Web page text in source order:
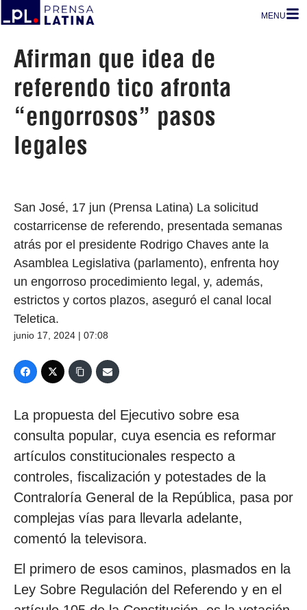
MENU
Afirman que idea de
referendo tico afronta
“engorrosos” pasos
legales
San José, 17 jun (Prensa Latina) La solicitud
costarricense de referendo, presentada semanas
atrás por el presidente Rodrigo Chaves ante la
Asamblea Legislativa (parlamento), enfrenta hoy
un engorroso procedimiento legal, y, además,
estrictos y cortos plazos, aseguró el canal local
Teletica.
junio 17, 2024 | 07:08
La propuesta del Ejecutivo sobre esa
consulta popular, cuya esencia es reformar
artículos constitucionales respecto a
controles, fiscalización y potestades de la
Contraloría General de la República, pasa por
complejas vías para llevarla adelante,
comentó la televisora.
El primero de esos caminos, plasmados en la
Ley Sobre Regulación del Referendo y en el